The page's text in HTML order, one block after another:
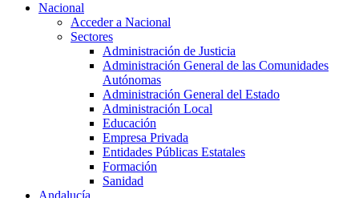
Nacional
Acceder a Nacional
Sectores
Administración de Justicia
Administración General de las Comunidades
Autónomas
Administración General del Estado
Administración Local
Educación
Empresa Privada
Entidades Públicas Estatales
Formación
Sanidad